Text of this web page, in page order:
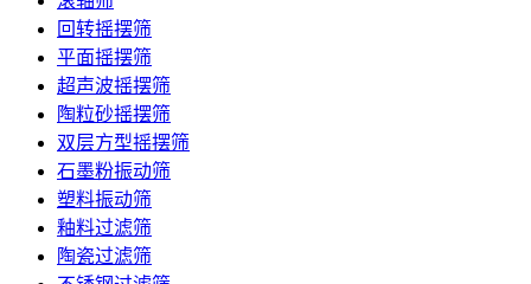
回转摇摆筛
平面摇摆筛
超声波摇摆筛
陶粒砂摇摆筛
双层方型摇摆筛
石墨粉振动筛
塑料振动筛
釉料过滤筛
陶瓷过滤筛